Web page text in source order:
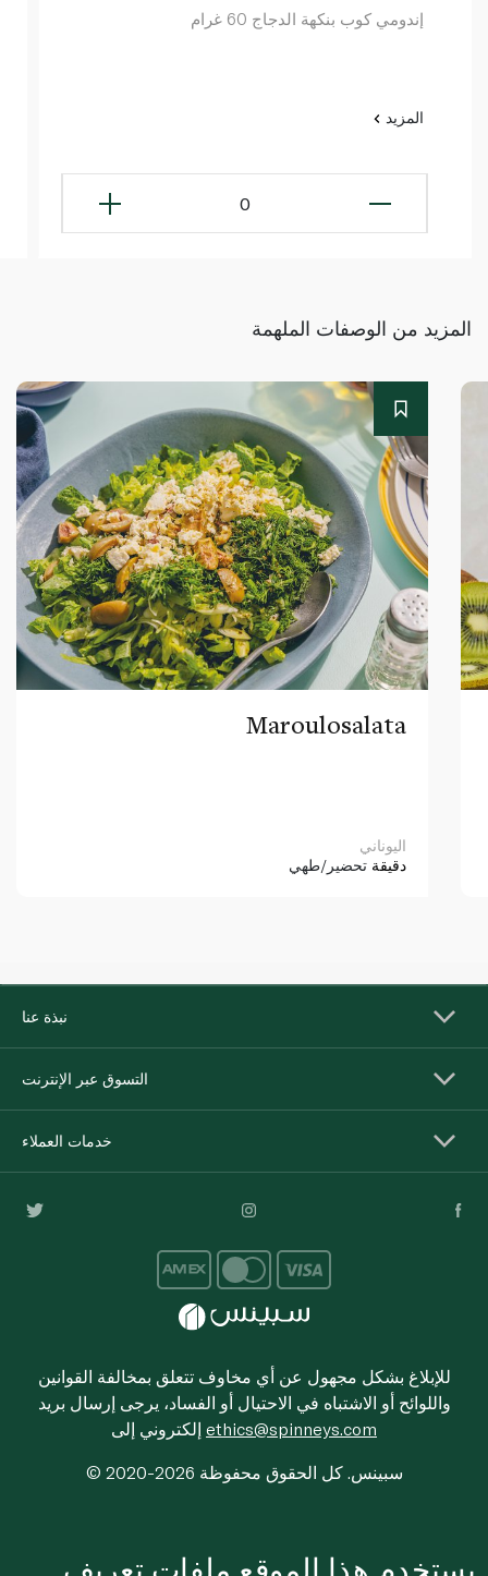
إندومي كوب بنكهة الدجاج 60 غرام
المزيد
0
المزيد من الوصفات الملهمة
Maroulosalata
اليوناني
دقيقة تحضير/طهي
نبذة عنا
التسوق عبر الإنترنت
خدمات العملاء
للإبلاغ بشكل مجهول عن أي مخاوف تتعلق بمخالفة القوانين
واللوائح أو الاشتباه في الاحتيال أو الفساد، يرجى إرسال بريد
ethics@spinneys.com
© 2020-2026 سبينس. كل الحقوق محفوظة
يستخدم هذا الموقع ملفات تعريف